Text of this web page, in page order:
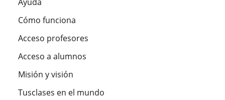
Cómo funciona
Acceso profesores
Acceso a alumnos
Misión y visión
Tusclases en el mundo